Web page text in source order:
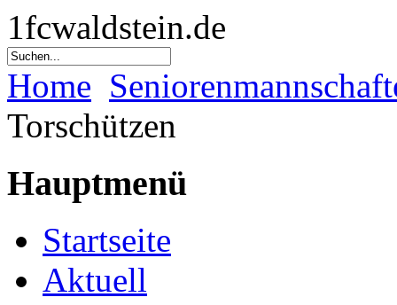
1fcwaldstein.de
Home
Torschützen
Hauptmenü
Startseite
Aktuell